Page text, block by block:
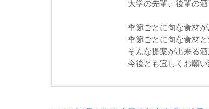
大学の先輩、後輩の
季節ごとに旬な食材
季節ごとに旬な食材
そんな提案が出来る
今後とも宜しくお願い